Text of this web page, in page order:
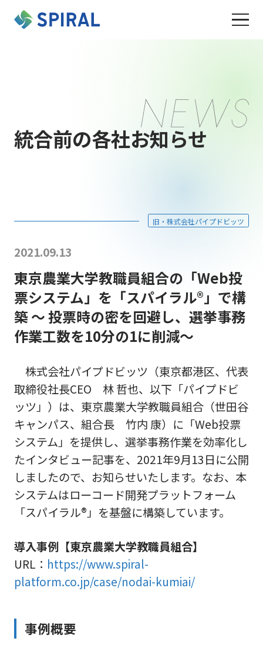
統合前の各社お知らせ
旧・株式会社パイプドビッツ
2021.09.13
東京農業大学教職員組合の「Web投
票システム」を「スパイラル®」で構
築 ～ 投票時の密を回避し、選挙事務
作業工数を10分の1に削減～
株式会社パイプドビッツ（東京都港区、代表
取締役社長CEO 林 哲也、以下「パイプドビ
ッツ」）は、東京農業大学教職員組合（世田谷
キャンパス、組合長 竹内 康）に「Web投票
システム」を提供し、選挙事務作業を効率化し
たインタビュー記事を、2021年9月13日に公開
しましたので、お知らせいたします。なお、本
システムはローコード開発プラットフォーム
「スパイラル®」を基盤に構築しています。
導入事例【東京農業大学教職員組合】
URL： https://www.spiral-
platform.co.jp/case/nodai-kumiai/
事例概要